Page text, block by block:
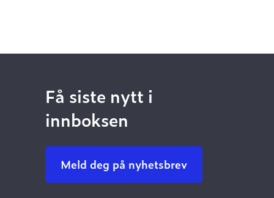
Få siste nytt i
innboksen
Meld deg på nyhetsbrev